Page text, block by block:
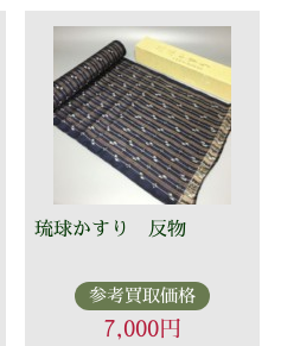
琉球かすり 反物
参考買取価格
7,000円